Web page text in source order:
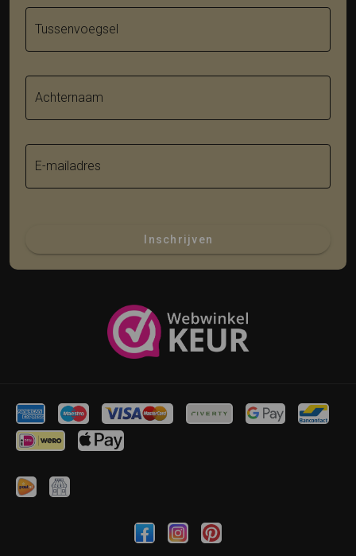
Tussenvoegsel
Achternaam
E-mailadres
Inschrijven